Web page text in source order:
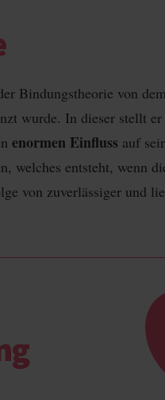
Bindungstheorie von
wurde. In dieser stellt
enormen Einfluss auf
welches entsteht, wenn
von zuverlässiger und